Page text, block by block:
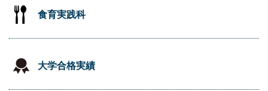
食育実践科
大学合格実績